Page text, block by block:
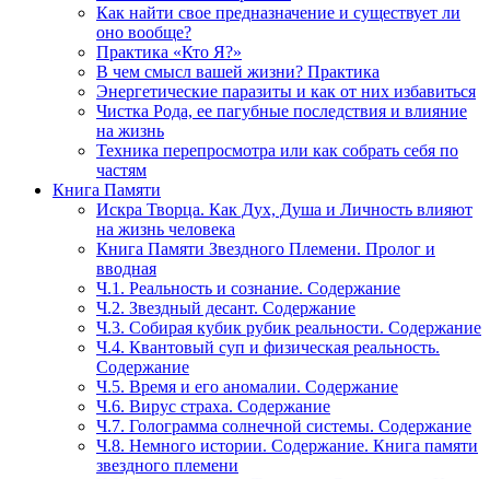
Как найти свое предназначение и существует ли
оно вообще?
Практика «Кто Я?»
В чем смысл вашей жизни? Практика
Энергетические паразиты и как от них избавиться
Чистка Рода, ее пагубные последствия и влияние
на жизнь
Техника перепросмотра или как собрать себя по
частям
Книга Памяти
Искра Творца. Как Дух, Душа и Личность влияют
на жизнь человека
Книга Памяти Звездного Племени. Пролог и
вводная
Ч.1. Реальность и сознание. Содержание
Ч.2. Звездный десант. Содержание
Ч.3. Собирая кубик рубик реальности. Содержание
Ч.4. Квантовый суп и физическая реальность.
Содержание
Ч.5. Время и его аномалии. Содержание
Ч.6. Вирус страха. Содержание
Ч.7. Голограмма солнечной системы. Содержание
Ч.8. Немного истории. Содержание. Книга памяти
звездного племени